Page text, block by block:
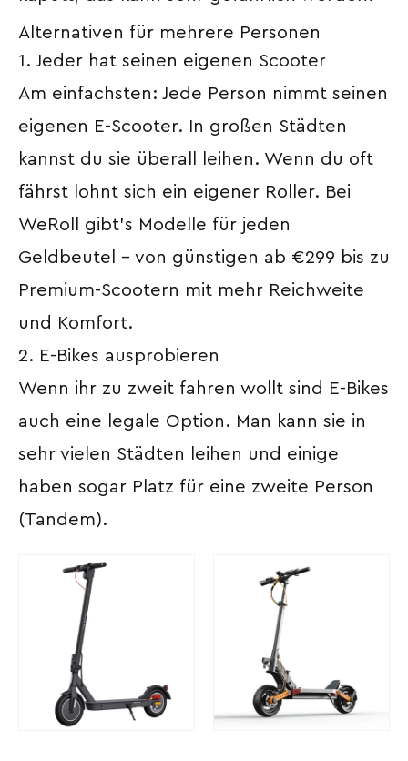
Alternativen für mehrere Personen
1. Jeder hat seinen eigenen Scooter
Am einfachsten: Jede Person nimmt seinen
eigenen E-Scooter. In großen Städten
kannst du sie überall leihen. Wenn du oft
fährst lohnt sich ein eigener Roller. Bei
WeRoll gibt’s Modelle für jeden
Geldbeutel – von günstigen ab €299 bis zu
Premium-Scootern mit mehr Reichweite
und Komfort.
2. E-Bikes ausprobieren
Wenn ihr zu zweit fahren wollt sind E-Bikes
auch eine legale Option. Man kann sie in
sehr vielen Städten leihen und einige
haben sogar Platz für eine zweite Person
(Tandem).